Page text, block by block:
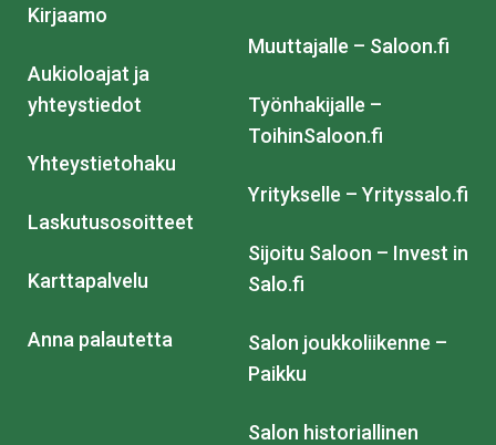
Kirjaamo
Aukioloajat ja
yhteystiedot
Yhteystietohaku
Laskutusosoitteet
Karttapalvelu
Anna palautetta
Muuttajalle – Saloon.fi
Työnhakijalle –
ToihinSaloon.fi
Yritykselle – Yrityssalo.fi
Sijoitu Saloon – Invest in
Salo.fi
Salon joukkoliikenne –
Paikku
Salon historiallinen